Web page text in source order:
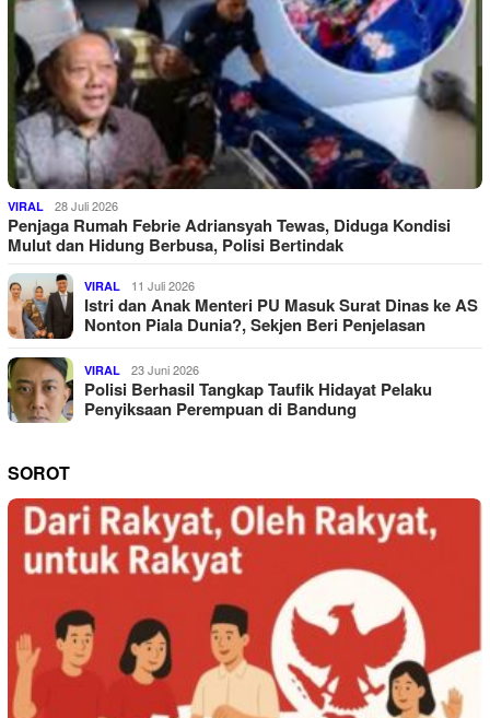
VIRAL 28 Juli 2026
Penjaga Rumah Febrie Adriansyah Tewas, Diduga Kondisi
Mulut dan Hidung Berbusa, Polisi Bertindak
VIRAL 11 Juli 2026
Istri dan Anak Menteri PU Masuk Surat Dinas ke AS
Nonton Piala Dunia?, Sekjen Beri Penjelasan
VIRAL 23 Juni 2026
Polisi Berhasil Tangkap Taufik Hidayat Pelaku
Penyiksaan Perempuan di Bandung
SOROT